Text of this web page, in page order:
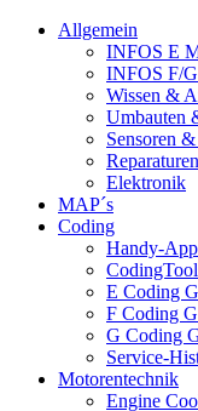
Allgemein
INFOS E
INFOS F/
Wissen &
Umbauten
Sensoren
Reparaturen
Elektronik
MAP´s
Coding
Handy-
E Coding
F Coding
G Coding
Service-
Motorentechnik
Engine